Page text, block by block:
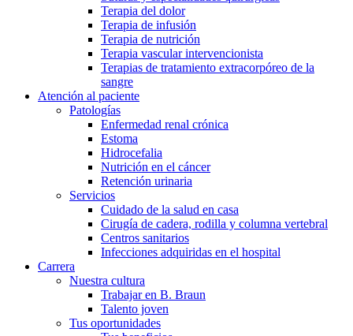
Terapia del dolor
Terapia de infusión
Terapia de nutrición
Terapia vascular intervencionista
Terapias de tratamiento extracorpóreo de la
sangre
Atención al paciente
Patologías
Enfermedad renal crónica
Estoma
Hidrocefalia
Nutrición en el cáncer
Retención urinaria
Servicios
Cuidado de la salud en casa
Cirugía de cadera, rodilla y columna vertebral
Centros sanitarios
Infecciones adquiridas en el hospital
Carrera
Nuestra cultura
Trabajar en B. Braun
Talento joven
Tus oportunidades